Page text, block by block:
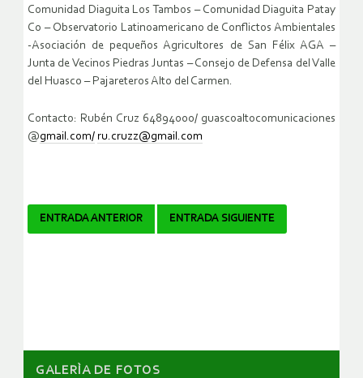
Comunidad Diaguita Los Tambos – Comunidad Diaguita Patay
Co – Observatorio Latinoamericano de Conflictos Ambientales
-Asociación de pequeños Agricultores de San Félix AGA –
Junta de Vecinos Piedras Juntas – Consejo de Defensa del Valle
del Huasco – Pajareteros Alto del Carmen.
Contacto: Rubén Cruz 64894000/ guascoaltocomunicaciones
@gmail.com/ ru.cruzz@gmail.com
Navegador
ENTRADA ANTERIOR ENTRADA SIGUIENTE
GALERÌA DE FOTOS